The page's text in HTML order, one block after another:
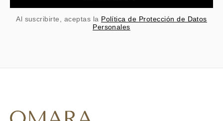
Al suscribirte, aceptas la Política de Protección de Datos
Personales